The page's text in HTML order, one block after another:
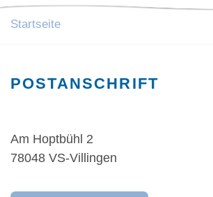
Startseite
POSTANSCHRIFT
Am Hoptbühl 2
78048 VS-Villingen